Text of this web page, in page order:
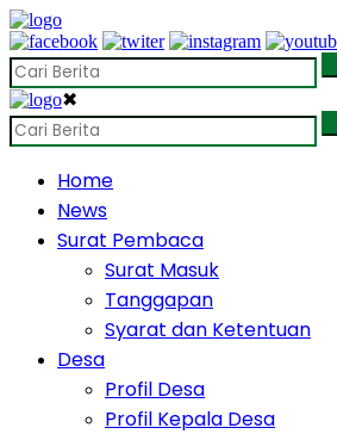
✖
Home
News
Surat Pembaca
Surat Masuk
Tanggapan
Syarat dan Ketentuan
Desa
Profil Desa
Profil Kepala Desa